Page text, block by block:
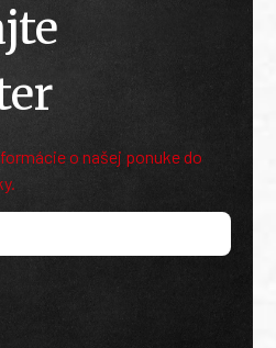
o našej ponuke do